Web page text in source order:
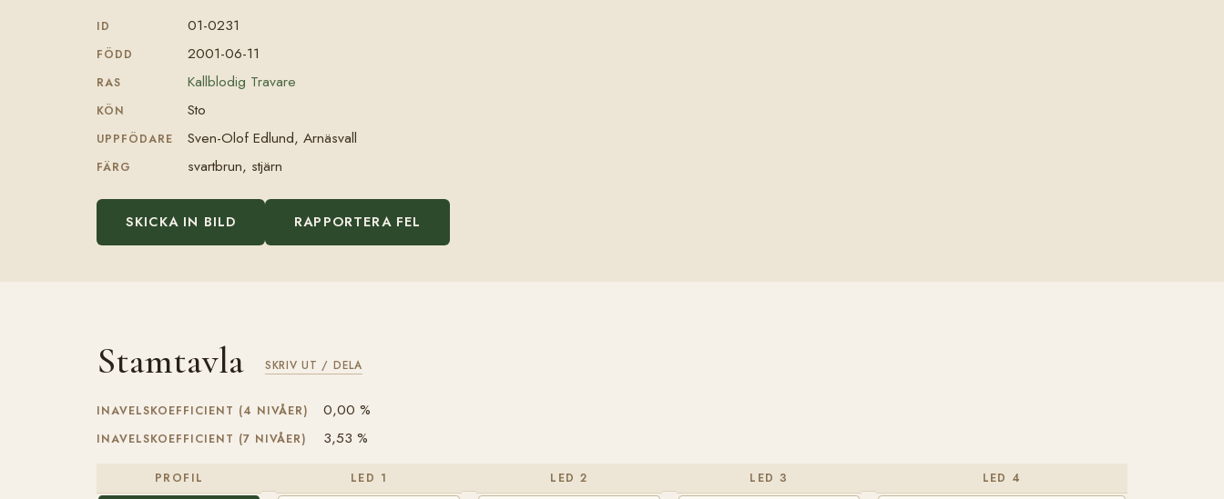
ID 01-0231
FÖDD 2001-06-11
RAS Kallblodig Travare
KÖN Sto
UPPFÖDARE Sven-Olof Edlund, Arnäsvall
FÄRG svartbrun, stjärn
SKICKA IN BILD RAPPORTERA FEL
Stamtavla SKRIV UT / DELA
INAVELSKOEFFICIENT (4 NIVÅER) 0,00 %
INAVELSKOEFFICIENT (7 NIVÅER) 3,53 %
PROFIL LED 1 LED 2 LED 3 LED 4